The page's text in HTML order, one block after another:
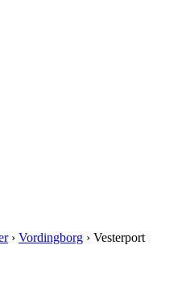
› Vordingborg › Vesterport